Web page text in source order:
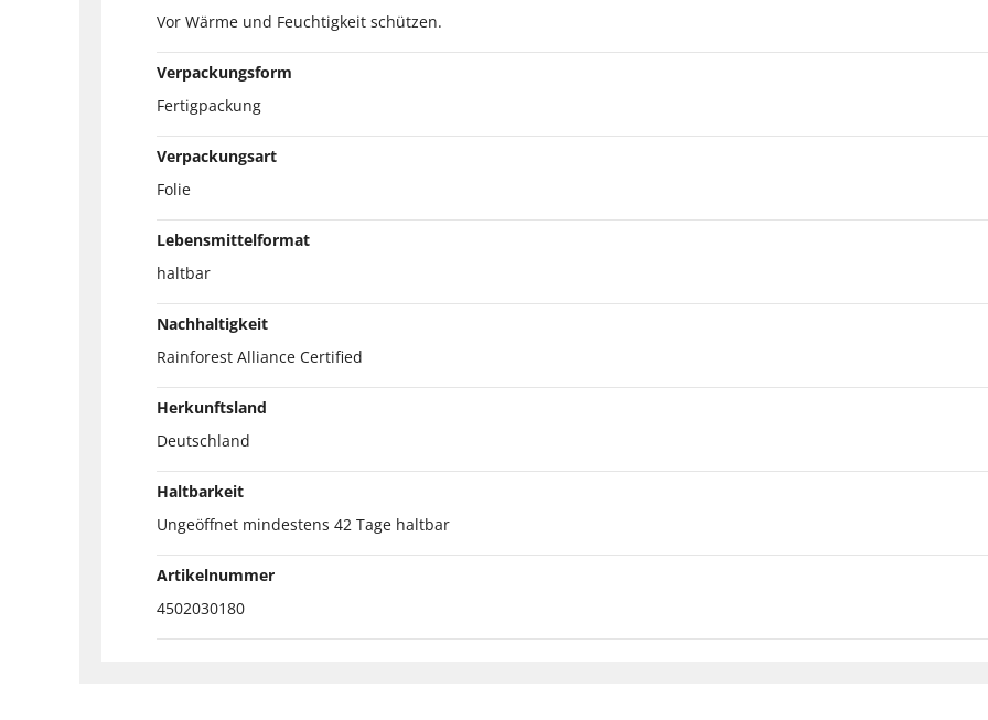
Vor Wärme und Feuchtigkeit schützen.
Verpackungsform
Fertigpackung
Verpackungsart
Folie
Lebensmittelformat
haltbar
Nachhaltigkeit
Rainforest Alliance Certified
Herkunftsland
Deutschland
Haltbarkeit
Ungeöffnet mindestens 42 Tage haltbar
Artikelnummer
4502030180